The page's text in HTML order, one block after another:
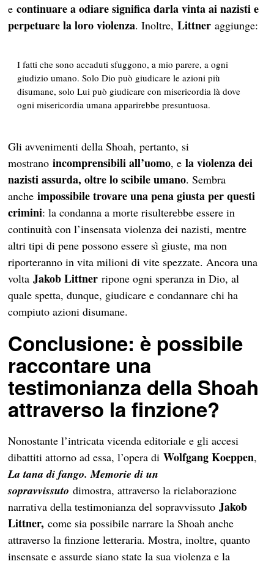
econtinuare a odiare significa darla vinta ai nazisti e
perpetuare la loro violenza. Inoltre,Littner aggiunge:
I fatti che sono accaduti sfuggono, a mio parere, a ogni
giudizio umano. Solo Dio può giudicare le azioni più
disumane, solo Lui può giudicare con misericordia là dove
ogni misericordia umana apparirebbe presuntuosa.
Gli avvenimenti della Shoah, pertanto, si
mostranoincomprensibili all’uomo, ela violenza dei
nazisti assurda, oltre lo scibile umano. Sembra
ancheimpossibile trovare una pena giusta per questi
crimini: la condanna a morte risulterebbe essere in
continuità con l’insensata violenza dei nazisti, mentre
altri tipi di pene possono essere sì giuste, ma non
riporteranno in vita milioni di vite spezzate. Ancora una
voltaJakob Littner ripone ogni speranza in Dio, al
quale spetta, dunque, giudicare e condannare chi ha
compiuto azioni disumane.
Conclusione: è possibile
raccontare una
testimonianza della Shoah
attraverso la finzione?
Nonostante l’intricata vicenda editoriale e gli accesi
dibattiti attorno ad essa, l’opera diWolfgang Koeppen,
La tana di fango. Memorie di un
sopravvissuto dimostra, attraverso la rielaborazione
narrativa della testimonianza del sopravvissutoJakob
Littner,come sia possibile narrare la Shoah anche
attraverso la finzione letteraria. Mostra, inoltre, quanto
insensate e assurde siano state la sua violenza e la